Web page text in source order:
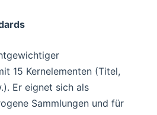
15 Kernelementen (Titel,
Er eignet sich als
Sammlungen und für